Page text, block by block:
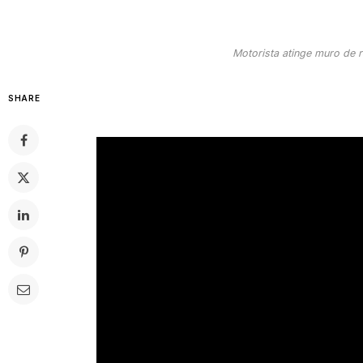
Motorista atinge muro de
SHARE